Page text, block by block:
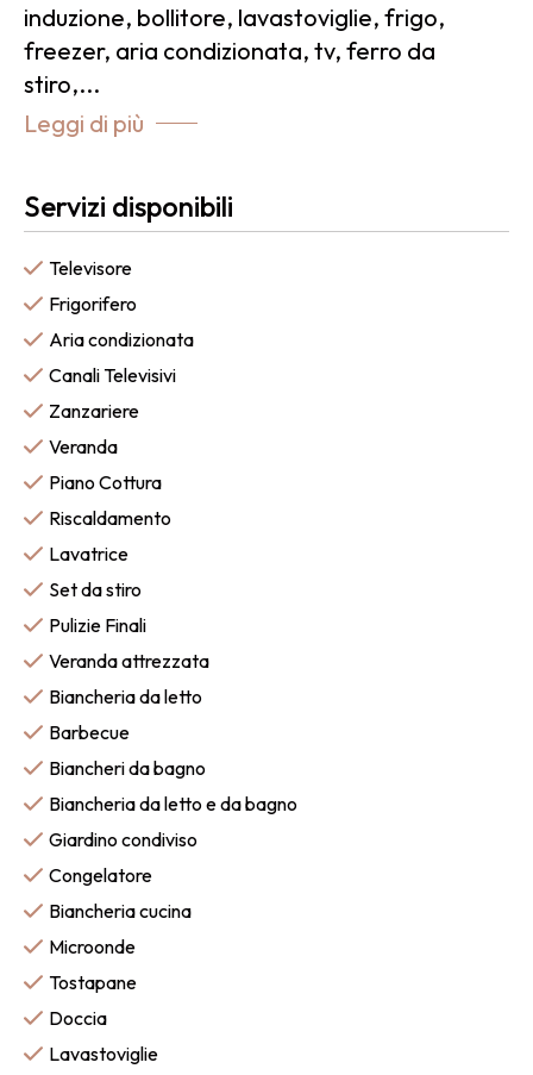
induzione, bollitore, lavastoviglie, frigo,
freezer, aria condizionata, tv, ferro da
stiro,...
Leggi di più
Servizi disponibili
Televisore
Frigorifero
Aria condizionata
Canali Televisivi
Zanzariere
Veranda
Piano Cottura
Riscaldamento
Lavatrice
Set da stiro
Pulizie Finali
Veranda attrezzata
Biancheria da letto
Barbecue
Biancheri da bagno
Biancheria da letto e da bagno
Giardino condiviso
Congelatore
Biancheria cucina
Microonde
Tostapane
Doccia
Lavastoviglie